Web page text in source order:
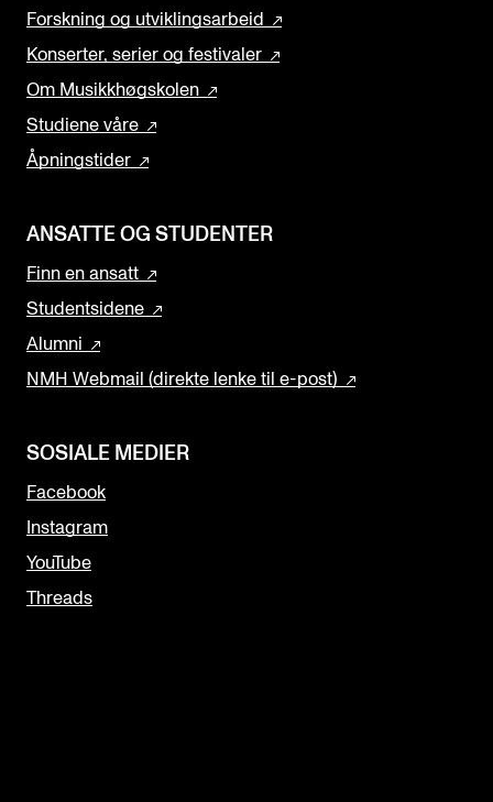
Forskning og utviklingsarbeid
Konserter, serier og festivaler
Om Musikkhøgskolen
Studiene våre
Åpningstider
ANSATTE OG STUDENTER
Finn en ansatt
Studentsidene
Alumni
NMH Webmail (direkte lenke til e-post)
SOSIALE MEDIER
Facebook
Instagram
YouTube
Threads